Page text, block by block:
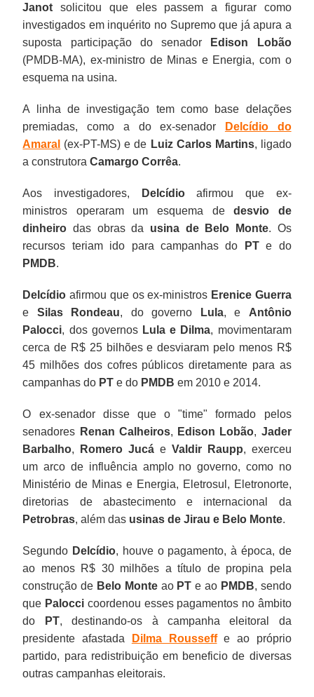
Janot solicitou que eles passem a figurar como
investigados em inquérito no Supremo que já apura a
suposta participação do senador
Edison Lobão
(PMDB-MA), ex-ministro de Minas e Energia, com o
esquema na usina.
A linha de investigação tem como base delações
premiadas, como a do ex-senador
Delcídio do
Amaral (ex-PT-MS) e de Luiz Carlos Martins, ligado
a construtoraCamargo Corrêa.
Aos investigadores, Delcídioafirmou que ex-
ministros operaram um esquema dedesvio de
dinheiro das obras da usina de Belo Monte. Os
recursos teriam ido para campanhas do
PTe do
PMDB.
Delcídio afirmou que os ex-ministros Erenice Guerra
e Silas Rondeau, do governo Lula, e Antônio
Palocci, dos governos Lula e Dilma, movimentaram
cerca de R$ 25 bilhões e desviaram pelo menos R$
45 milhões dos cofres públicos diretamente para as
campanhas do PT e do PMDB em 2010 e 2014.
O ex-senador disse que o "time" formado pelos
senadores Renan Calheiros, Edison Lobão, Jader
Barbalho, Romero Jucá e Valdir Raupp, exerceu
um arco de influência amplo no governo, como no
Ministério de Minas e Energia, Eletrosul, Eletronorte,
diretorias de abastecimento e internacional da
Petrobras, além das usinas de Jirau e Belo Monte.
Segundo Delcídio, houve o pagamento, à época, de
ao menos R$ 30 milhões a título de propina pela
construção de Belo Monteao PT e ao PMDB, sendo
que Palocci coordenou esses pagamentos no âmbito
do
PT, destinando-os à campanha eleitoral da
presidente afastada
Dilma Rousseffe ao próprio
partido, para redistribuição em beneficio de diversas
outras campanhas eleitorais.